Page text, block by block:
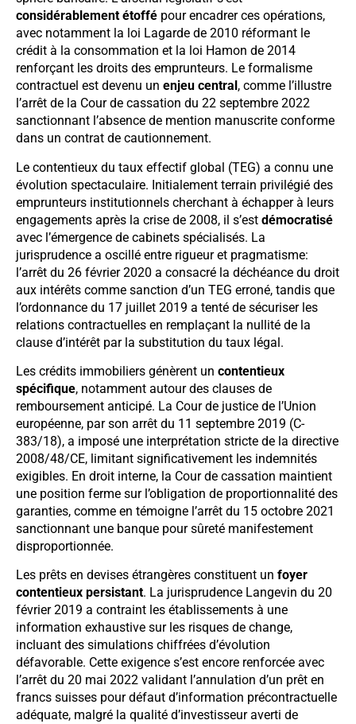
considérablement étoffé pour encadrer ces opérations,
avec notamment la loi Lagarde de 2010 réformant le
crédit à la consommation et la loi Hamon de 2014
renforçant les droits des emprunteurs. Le formalisme
contractuel est devenu un enjeu central , comme l’illustre
l’arrêt de la Cour de cassation du 22 septembre 2022
sanctionnant l’absence de mention manuscrite conforme
dans un contrat de cautionnement.
Le contentieux du taux effectif global (TEG) a connu une
évolution spectaculaire. Initialement terrain privilégié des
emprunteurs institutionnels cherchant à échapper à leurs
engagements après la crise de 2008, il s’est démocratisé
avec l’émergence de cabinets spécialisés. La
jurisprudence a oscillé entre rigueur et pragmatisme:
l’arrêt du 26 février 2020 a consacré la déchéance du droit
aux intérêts comme sanction d’un TEG erroné, tandis que
l’ordonnance du 17 juillet 2019 a tenté de sécuriser les
relations contractuelles en remplaçant la nullité de la
clause d’intérêt par la substitution du taux légal.
Les crédits immobiliers génèrent un contentieux
spécifique, notamment autour des clauses de
remboursement anticipé. La Cour de justice de l’Union
européenne, par son arrêt du 11 septembre 2019 (C-
383/18), a imposé une interprétation stricte de la directive
2008/48/CE, limitant significativement les indemnités
exigibles. En droit interne, la Cour de cassation maintient
une position ferme sur l’obligation de proportionnalité des
garanties, comme en témoigne l’arrêt du 15 octobre 2021
sanctionnant une banque pour sûreté manifestement
disproportionnée.
Les prêts en devises étrangères constituent un foyer
contentieux persistant. La jurisprudence Langevin du 20
février 2019 a contraint les établissements à une
information exhaustive sur les risques de change,
incluant des simulations chiffrées d’évolution
défavorable. Cette exigence s’est encore renforcée avec
l’arrêt du 20 mai 2022 validant l’annulation d’un prêt en
francs suisses pour défaut d’information précontractuelle
adéquate, malgré la qualité d’investisseur averti de